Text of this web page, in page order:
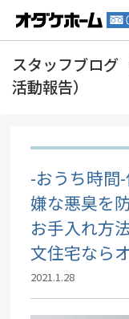
-おうち時間
嫌な悪臭を
お手入れ方
文住宅なら
2021.1.28